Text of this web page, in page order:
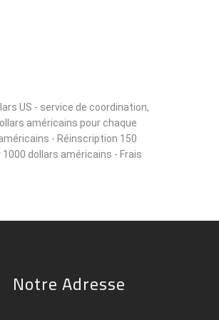
US - service de coordination,
américains pour chaque
- Réinscription 150
dollars américains - Frais
Notre Adresse